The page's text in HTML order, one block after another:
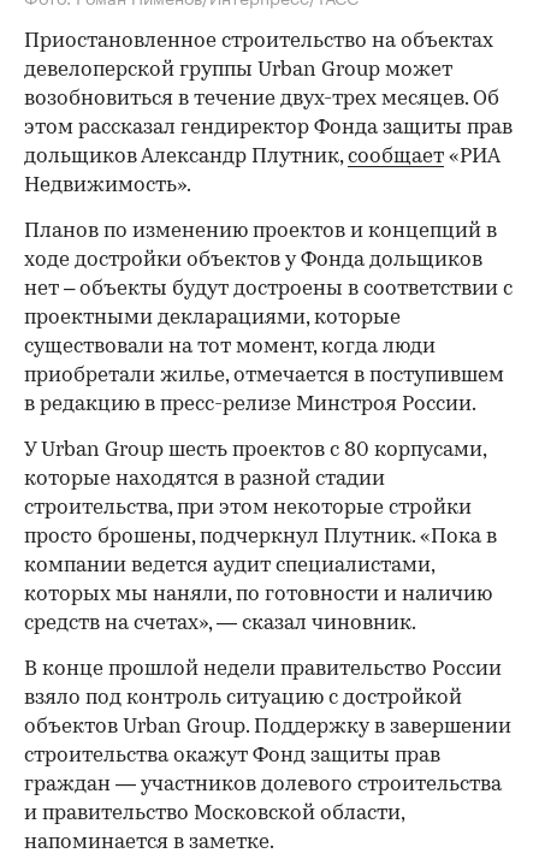
Приостановленное строительство на объектах
девелоперской группы Urban Group может
возобновиться в течение двух-трех месяцев. Об
этом рассказал гендиректор Фонда защиты прав
дольщиков Александр Плутник,сообщает «РИА
Недвижимость».
Планов по изменению проектов и концепций в
ходе достройки объектов у Фонда дольщиков
нет – объекты будут достроены в соответствии с
проектными декларациями, которые
существовали на тот момент, когда люди
приобретали жилье, отмечается в поступившем
в редакцию в пресс-релизе Минстроя России.
У Urban Group шесть проектов с 80 корпусами,
которые находятся в разной стадии
строительства, при этом некоторые стройки
просто брошены, подчеркнул Плутник. «Пока в
компании ведется аудит специалистами,
которых мы наняли, по готовности и наличию
средств на счетах», — сказал чиновник.
В конце прошлой недели правительство России
взяло под контроль ситуацию с достройкой
объектов Urban Group. Поддержку в завершении
строительства окажут Фонд защиты прав
граждан — участников долевого строительства
и правительство Московской области,
напоминается в заметке.